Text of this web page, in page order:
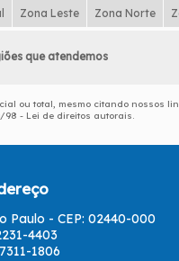
Zona Leste Zona Norte
que atendemos
ou total, mesmo citando nossos
98 - Lei de direitos autorais.
Paulo - CEP: 02440-000
4403
1806